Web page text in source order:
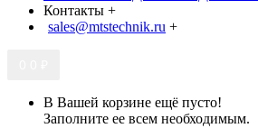
Контакты +
sales@mtstechnik.ru +
В Вашей корзине ещё пусто!
Заполните ее всем необходимым.